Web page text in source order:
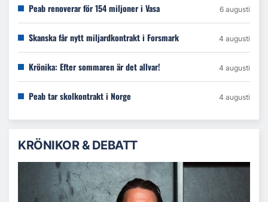
Peab renoverar för 154 miljoner i Vasa 6 augusti
Skanska får nytt miljardkontrakt i Forsmark 4 augusti
Krönika: Efter sommaren är det allvar! 4 augusti
Peab tar skolkontrakt i Norge 4 augusti
KRÖNIKOR & DEBATT